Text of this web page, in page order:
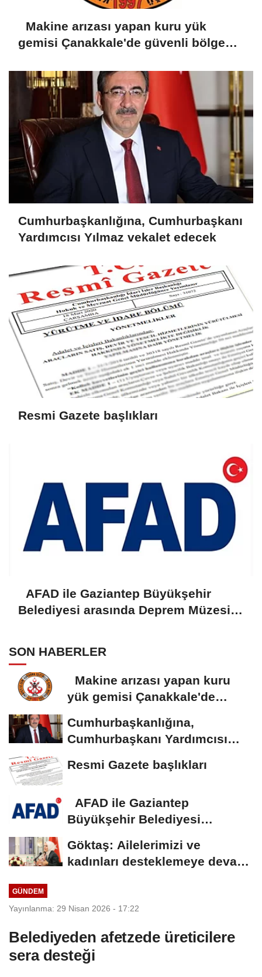
Makine arızası yapan kuru yük
gemisi Çanakkale'de güvenli bölgeye
Cumhurbaşkanlığına, Cumhurbaşkanı
Yardımcısı Yılmaz vekalet edecek
Resmi Gazete başlıkları
AFAD ile Gaziantep Büyükşehir
Belediyesi arasında Deprem Müzesi
SON HABERLER
Makine arızası yapan kuru
yük gemisi Çanakkale'de
Cumhurbaşkanlığına,
Cumhurbaşkanı Yardımcısı
Resmi Gazete başlıkları
AFAD ile Gaziantep
Büyükşehir Belediyesi
Göktaş: Ailelerimizi ve
kadınları desteklemeye devam
GÜNDEM
Yayınlanma: 29 Nisan 2026 - 17:22
Belediyeden afetzede üreticilere
sera desteği